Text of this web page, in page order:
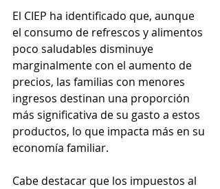
El CIEP ha identificado que, aunque
el consumo de refrescos y alimentos
poco saludables disminuye
marginalmente con el aumento de
precios, las familias con menores
ingresos destinan una proporción
más significativa de su gasto a estos
productos, lo que impacta más en su
economía familiar.
Cabe destacar que los impuestos al